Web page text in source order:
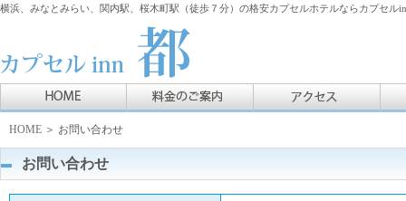
横浜、みなとみらい、関内駅、桜木町駅（徒歩７分）の格安カプセルホテルならカプセル
HOME ＞ お問い合わせ
お問い合わせ